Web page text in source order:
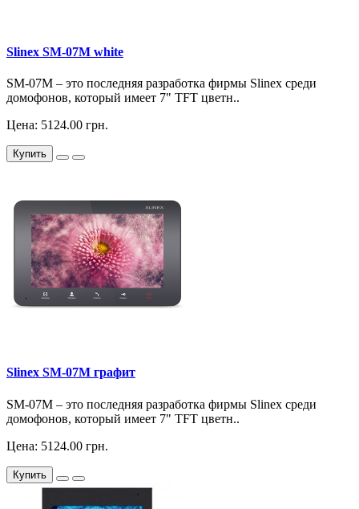
Slinex SM-07M white
SM-07M – это последняя разработка фирмы Slinex среди
домофонов, который имеет 7" TFT цветн..
Цена: 5124.00 грн.
Купить
Slinex SM-07M графит
SM-07M – это последняя разработка фирмы Slinex среди
домофонов, который имеет 7" TFT цветн..
Цена: 5124.00 грн.
Купить